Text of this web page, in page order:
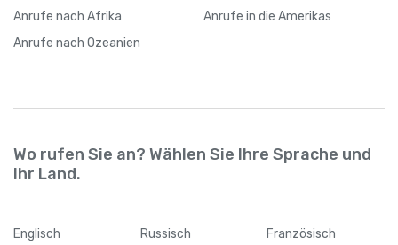
Anrufe nach Afrika Anrufe in die Amerikas
Anrufe nach Ozeanien
Wo rufen Sie an? Wählen Sie Ihre Sprache und
Ihr Land.
Englisch Russisch Französisch